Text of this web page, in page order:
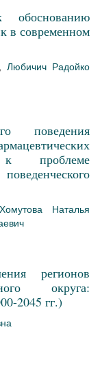
обоснованию
в современном
Любичич Радойко
поведения
к проблеме
Хомутова Наталья
регионов
округа:
2045 гг.)